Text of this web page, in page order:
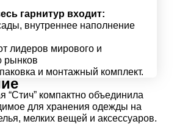
гарнитур входит:
внутреннее наполнение
лидеров мирового и
рынков
и монтажный комплект.
“Стич” компактно объединила
для хранения одежды на
мелких вещей и аксессуаров.